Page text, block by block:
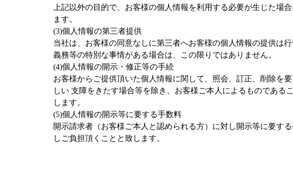
上記以外の目的で、お客様の個人情報を利用する必要が生じた場
ます。
(3)個人情報の第三者提供
当社は、お客様の同意なしに第三者へお客様の個人情報の提供は
義務等の特別な事情がある場合は、この限りではありません。
(4)個人情報の開示・修正等の手続
お客様からご提供頂いた個人情報に関して、照会、訂正、削除を
しい 支障をきたす場合等を除き、お客様ご本人によるものであ
します。
(5)個人情報の開示等に要する手数料
開示請求者（お客様ご本人と認められる方）に対し開示等に要す
しご負担頂くことと致します。